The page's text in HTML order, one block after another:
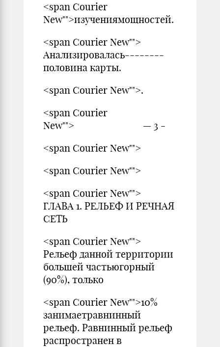
<span Courier
New"">изучениямощностей.
<span Courier New"">
Анализировалась--------
половина карты.
<span Courier New"">.
<span Courier
New""> — 3 -
<span Courier New"">
<span Courier New"">
<span Courier New"">
ГЛАВА 1. РЕЛЬЕФ И РЕЧНАЯ
СЕТЬ
<span Courier New"">
Рельеф данной территории
большей частьюгорный
(90%), только
<span Courier New"">10%
занимаетравнинный
рельеф. Равнинный рельеф
распространен в